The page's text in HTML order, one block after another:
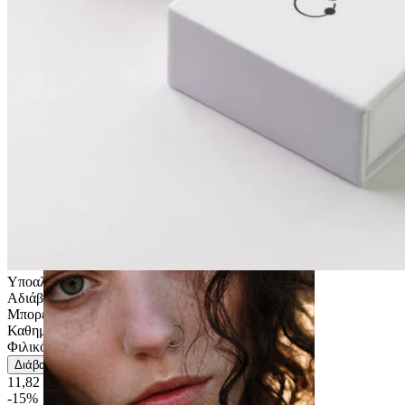
Υποαλλεργικά
Αδιάβροχο
Μπορεί να διαρκέσει μια ζωή
Καθημερινή χρήση
Φιλικό Προς Χρήση
Διάβασε περισσότερα
11,82 €
13,90 €
-15%